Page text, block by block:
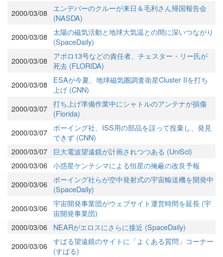
2000/03/08
エンデバーのクルーが来日＆毛利さん帰国報告会
(NASDA)
2000/03/08
太陽の磁気活動と地球大気温との間に深いつながり
(SpaceDaily)
2000/03/08
アポロ13号などの責任者、チェスター・リー氏が
死去 (FLORIDA)
2000/03/08
ESAが今夏、地球磁気圏調査衛星Cluster IIを打ち
上げ (CNN)
2000/03/07 打ち上げ準備作業中にシャトルのアンテナが損傷
(Florida)
2000/03/07 ボーイング社、ISS用の部品を誤って投棄し、発見
できず (CNN)
2000/03/07
巨大電波望遠鏡が計画されつつある (UniSci)
2000/03/06 小惑星ケンテシマによる恒星の掩蔽の改良予報
2000/03/06 ボーイング社らが空中発射式の宇宙輸送機を開発中
(SpaceDaily)
2000/03/06 宇宙開発事業団がウェブサイト運営時間を延長 (宇
宙開発事業団)
2000/03/06
NEARがエロスにさらに接近 (SpaceDaily)
2000/03/06 すばる望遠鏡のサイトに「よくある質問」コーナー
(すばる)